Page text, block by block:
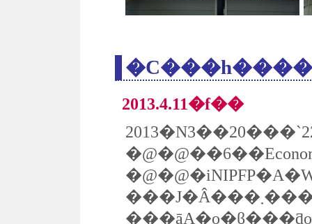
2013.4.11�f��
���J�Â���܂����B3���Ԃɂ킽